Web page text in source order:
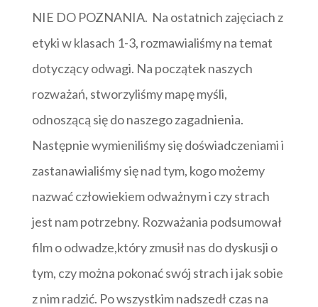
NIE DO POZNANIA. Na ostatnich zajęciach z
etyki w klasach 1-3, rozmawialiśmy na temat
dotyczący odwagi. Na początek naszych
rozważań, stworzyliśmy mapę myśli,
odnoszącą się do naszego zagadnienia.
Następnie wymieniliśmy się doświadczeniami i
zastanawialiśmy się nad tym, kogo możemy
nazwać człowiekiem odważnym i czy strach
jest nam potrzebny. Rozważania podsumował
film o odwadze,który zmusił nas do dyskusji o
tym, czy można pokonać swój strach i jak sobie
z nim radzić. Po wszystkim nadszedł czas na